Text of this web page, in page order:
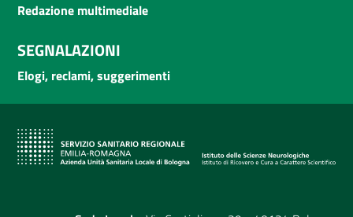
Redazione multimediale
SEGNALAZIONI
Elogi, reclami, suggerimenti